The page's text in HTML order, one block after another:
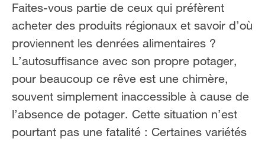
Faites-vous partie de ceux qui préfèrent
acheter des produits régionaux et savoir d’où
proviennent les denrées alimentaires ?
L’autosuffisance avec son propre potager,
pour beaucoup ce rêve est une chimère,
souvent simplement inaccessible à cause de
l’absence de potager. Cette situation n’est
pourtant pas une fatalité : Certaines variétés